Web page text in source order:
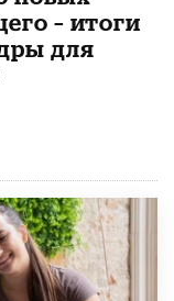
– итоги
для